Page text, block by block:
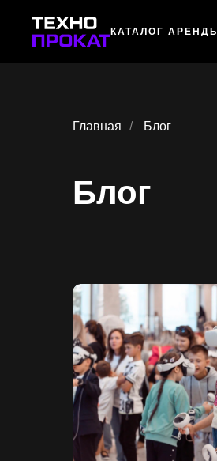
КАТАЛОГ АРЕНДЫ
Главная / Блог
Блог